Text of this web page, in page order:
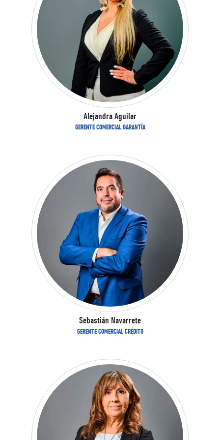
Alejandra Aguilar
GERENTE COMERCIAL GARANTÍA
Sebastián Navarrete
GERENTE COMERCIAL CRÉDITO